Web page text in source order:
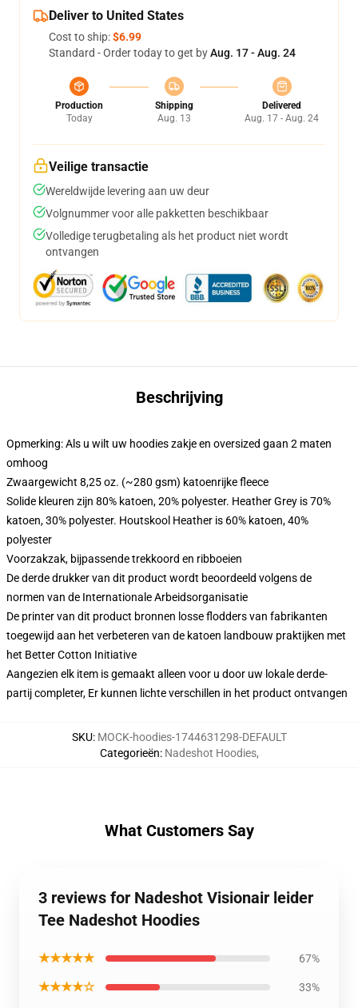
Deliver to United States
Cost to ship:$6.99
Standard - Order today to get byAug. 17 - Aug. 24
Production
Today
Shipping
Aug. 13
Delivered
Aug. 17 - Aug. 24
Veilige transactie
Wereldwijde levering aan uw deur
Volgnummer voor alle pakketten beschikbaar
Volledige terugbetaling als het product niet wordt
ontvangen
Beschrijving
Opmerking: Als u wilt uw hoodies zakje en oversized gaan 2 maten
omhoog
Zwaargewicht 8,25 oz. (~280 gsm) katoenrijke fleece
Solide kleuren zijn 80% katoen, 20% polyester. Heather Grey is 70%
katoen, 30% polyester. Houtskool Heather is 60% katoen, 40%
polyester
Voorzakzak, bijpassende trekkoord en ribboeien
De derde drukker van dit product wordt beoordeeld volgens de
normen van de Internationale Arbeidsorganisatie
De printer van dit product bronnen losse flodders van fabrikanten
toegewijd aan het verbeteren van de katoen landbouw praktijken met
het Better Cotton Initiative
Aangezien elk item is gemaakt alleen voor u door uw lokale derde-
partij completer, Er kunnen lichte verschillen in het product ontvangen
SKU: MOCK-hoodies-1744631298-DEFAULT
Categorieën: Nadeshot Hoodies,
What Customers Say
3 reviews for Nadeshot Visionair leider
Tee Nadeshot Hoodies
★★★★★ 67%
★★★★☆ 33%